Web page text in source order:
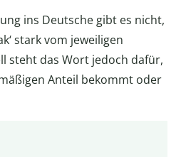
ins Deutsche gibt es nicht,
stark vom jeweiligen
steht das Wort jedoch dafür,
Anteil bekommt oder